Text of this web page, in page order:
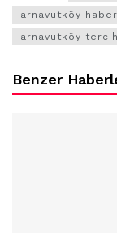
arnavutköy haber
arnavutköy
Benzer